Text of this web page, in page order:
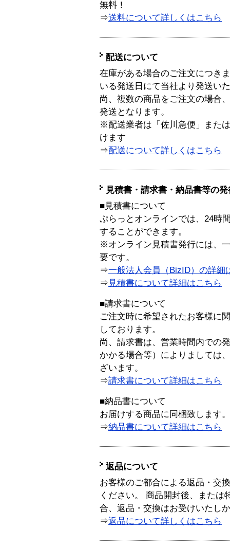
無料！
⇒送料について詳しくはこちら
配送について
在庫がある場合のご注文につき
いる発送日にて当社より発送い
尚、複数の商品をご注文の場合
発送となります。
※配送業者は「佐川急便」また
けます
⇒配送について詳しくはこちら
見積書・請求書・納品書等の
■見積書について
ぷらっとオンラインでは、24時
することができます。
※オンライン見積書発行には、
要です。
⇒一般法人会員（BizID）の詳細
⇒ 見積書について詳細はこちら
■請求書について
ご注文時に希望されたお客様に
しております。
尚、請求書は、営業時間内での
かかる場合等）によりましては
ざいます。
⇒請求書について詳細はこちら
■納品書について
お届けする商品に同梱致します。
⇒納品書について詳細はこちら
返品について
お客様のご都合による返品・交
ください。 商品開封後、または
合、返品・交換はお受けいたし
⇒返品について詳しくはこちら